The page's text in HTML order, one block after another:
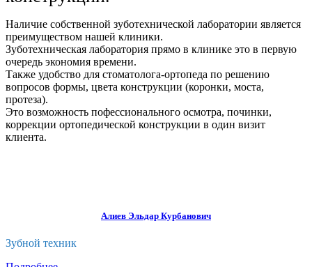
Наличие собственной зуботехнической лаборатории является
преимуществом нашей клиники.
Зуботехническая лаборатория прямо в клинике это в первую
очередь экономия времени.
Также удобство для стоматолога-ортопеда по решению
вопросов формы, цвета конструкции (коронки, моста,
протеза).
Это возможность пофессионального осмотра, починки,
коррекции ортопедической конструкции в один визит
клиента.
Алиев Эльдар Курбанович
Зубной техник